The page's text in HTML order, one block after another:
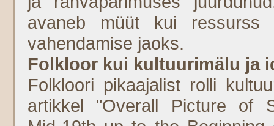
avaneb müüt kui ressurss
vahendamise jaoks.
Folkloor kui kultuurimälu ja
Folkloori pikaajalist rolli
artikkel "Overall Picture of